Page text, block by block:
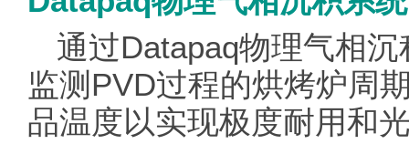
通过Datapaq物理气相
监测PVD过程的烘烤炉周
品温度以实现极度耐用和